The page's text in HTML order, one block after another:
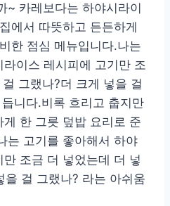
~ 카레보다는 하야시라이
에서 따뜻하고 든든하게
한 점심 메뉴입니다.나는
이스 레시피에 고기만 조
그랬나?더 크게 넣을 걸
니다.비록 흐리고 춥지만
한 그릇 덮밥 요리로 준
는 고기를 좋아해서 하야
조금 더 넣었는데 더 넣
을 걸 그랬나? 라는 아쉬움